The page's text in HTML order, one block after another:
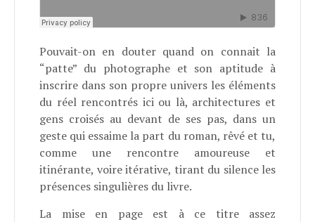
Pouvait-on en douter quand on connait la
“patte” du photographe et son aptitude à
inscrire dans son propre univers les éléments
du réel rencontrés ici ou là, architectures et
gens croisés au devant de ses pas, dans un
geste qui essaime la part du roman, rêvé et tu,
comme une rencontre amoureuse et
itinérante, voire itérative, tirant du silence les
présences singulières du livre.
La mise en page est à ce titre assez